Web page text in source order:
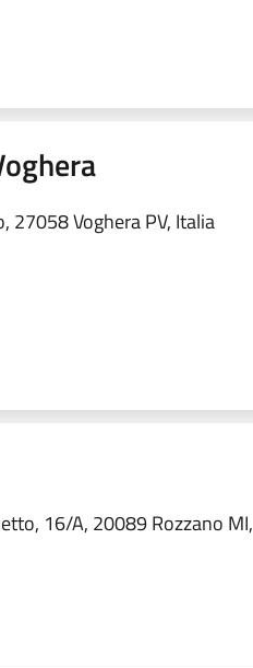
27058 Voghera PV, Italia
16/A, 20089 Rozzano MI,